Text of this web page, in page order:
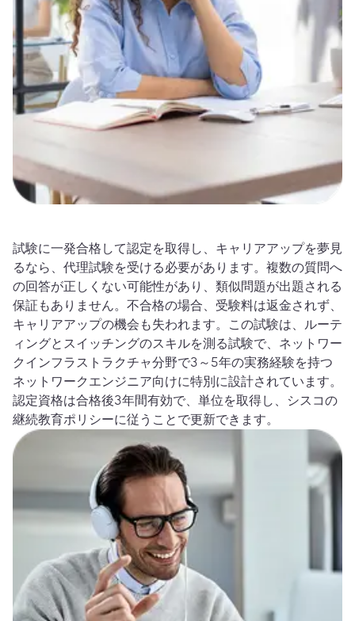
試験に一発合格して認定を取得し、キャリアアップを夢見
るなら、代理試験を受ける必要があります。複数の質問へ
の回答が正しくない可能性があり、類似問題が出題される
保証もありません。不合格の場合、受験料は返金されず、
キャリアアップの機会も失われます。この試験は、ルーテ
ィングとスイッチングのスキルを測る試験で、ネットワー
クインフラストラクチャ分野で3～5年の実務経験を持つ
ネットワークエンジニア向けに特別に設計されています。
認定資格は合格後3年間有効で、単位を取得し、シスコの
継続教育ポリシーに従うことで更新できます。